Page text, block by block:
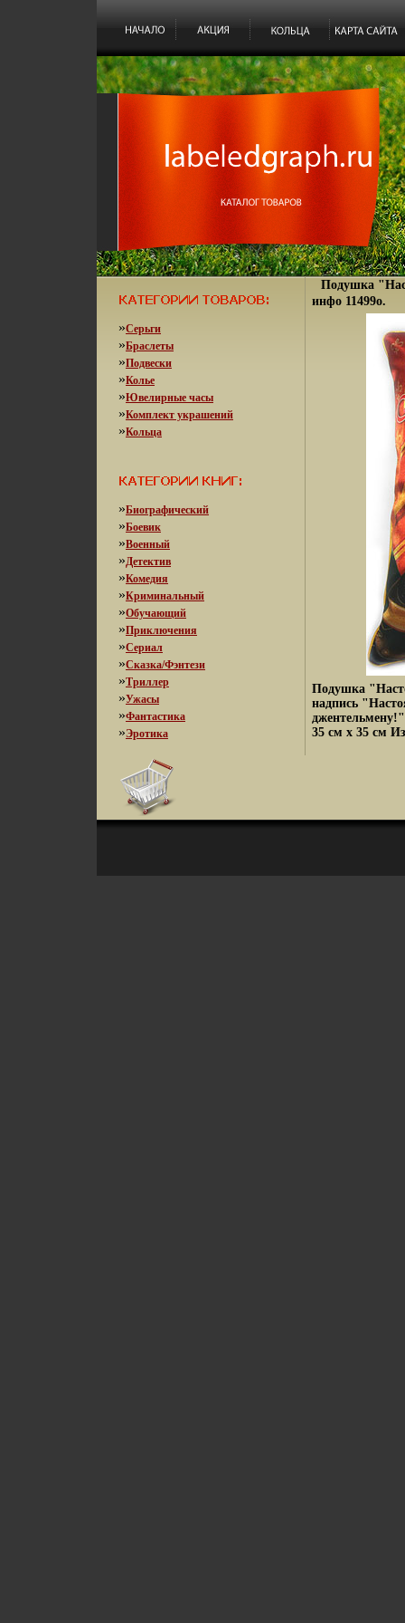
»Серьги
»Браслеты
»Подвески
»Колье
»Ювелирные часы
»Комплект украшений
»Кольца
»Биографический
»Боевик
»Военный
»Детектив
»Комедия
»Криминальный
»Обучающий
»Приключения
»Сериал
»Сказка/Фэнтези
»Триллер
»Ужасы
»Фантастика
»Эротика
Подушка
инфо 11499o.
Подушка
надпись
35 см х 35 см